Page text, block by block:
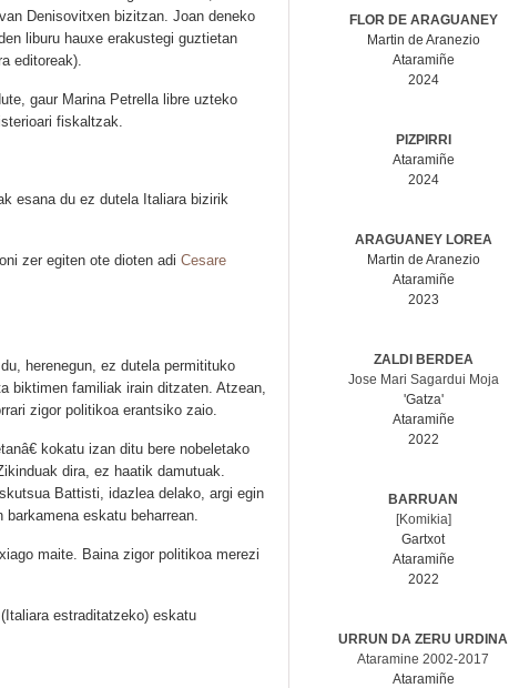
Denisovitxen bizitzan. Joan deneko
liburu hauxe erakustegi guztietan
editoreak).
gaur Marina Petrella libre uzteko
fiskaltzak.
esana du ez dutela Italiara bizirik
zer egiten ote dioten adi Cesare
herenegun, ez dutela permitituko
biktimen familiak irain ditzaten. Atzean,
zigor politikoa erantsiko zaio.
kokatu izan ditu bere nobeletako
dira, ez haatik damutuak.
Battisti, idazlea delako, argi egin
eskatu beharrean.
maite. Baina zigor politikoa merezi
estraditatzeko) eskatu
FLOR DE ARAGUANEY
Martin de Aranezio
Ataramiñe
2024
PIZPIRRI
Ataramiñe
2024
ARAGUANEY LOREA
Martin de Aranezio
Ataramiñe
2023
ZALDI BERDEA
Jose Mari Sagardui Moja
'Gatza'
Ataramiñe
2022
BARRUAN
[Komikia]
Gartxot
Ataramiñe
2022
URRUN DA ZERU URDINA
Ataramine 2002-2017
Ataramiñe